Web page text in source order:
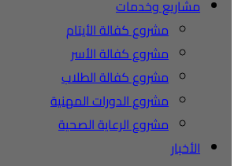
مشاريع وخدمات
مشروع كفالة الأيتام
مشروع كفالة الأسر
مشروع كفالة الطلاب
مشروع الدورات المهنية
مشروع الرعاية الصحية
الأخبار